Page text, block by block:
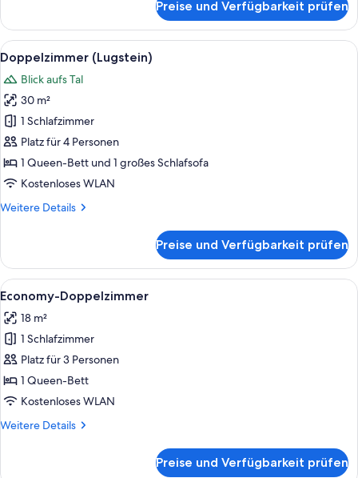
Doppelzimmer
Preise und Verfügbarkeit prüfen
Alle
Fotos
für
Doppelzimmer
(Lugstein)
anzeigen
Schreibtisch, kostenlose
5
Doppelzimmer (Lugstein)
Blick aufs Tal
30 m²
1 Schlafzimmer
Platz für 4 Personen
1 Queen-Bett und 1 großes Schlafsofa
Kostenloses WLAN
Weitere Details
Weitere
(Lugstein)
Preise und Verfügbarkeit prüfen
Alle
Fotos
für
Economy-
Doppelzimmer
anzeigen
Economy-Doppelzimmer |
5
Economy-Doppelzimmer
18 m²
1 Schlafzimmer
Platz für 3 Personen
1 Queen-Bett
Kostenloses WLAN
Weitere Details
Weitere
Preise und Verfügbarkeit prüfen